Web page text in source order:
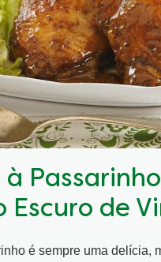
à
Escuro de
é sempre uma delícia,